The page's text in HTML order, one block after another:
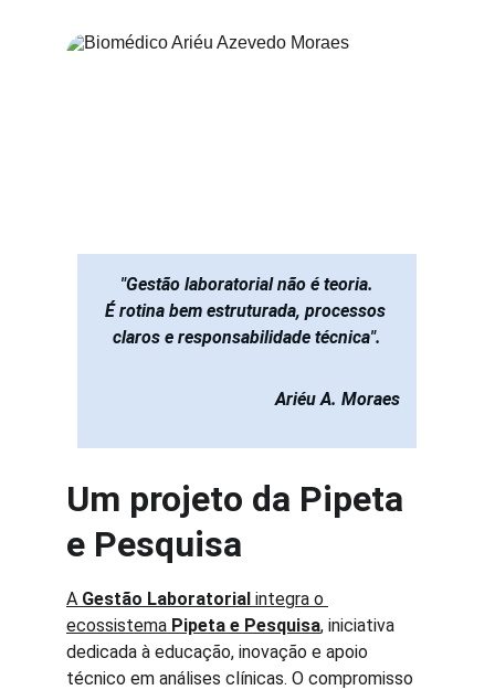
Um projeto da Pipeta
e Pesquisa
A Gestão Laboratorial integra o
ecossistema Pipeta e Pesquisa, iniciativa
dedicada à educação, inovação e apoio
técnico em análises clínicas. O compromisso
"Gestão laboratorial não é teoria.
É rotina bem estruturada, processos
claros e responsabilidade técnica".
Ariéu A. Moraes